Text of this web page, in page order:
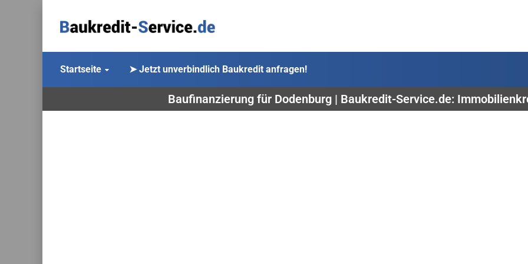
Startseite ➤ Jetzt unverbindlich Baukredit anfragen!
Baufinanzierung für Dodenburg | Baukredit-Service.de: